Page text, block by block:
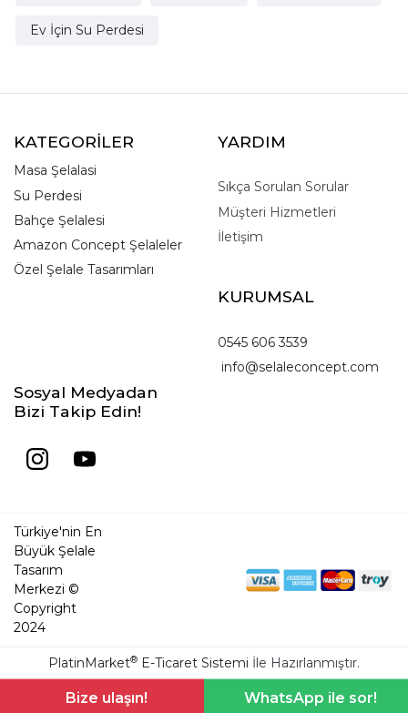
Ev İçin Su Perdesi
KATEGORİLER
Masa Şelalasi
Su Perdesi
Bahçe Şelalesi
Amazon Concept Şelaleler
Özel Şelale Tasarımları
YARDIM
Sıkça Sorulan Sorular
Müşteri Hizmetleri
İletişim
KURUMSAL
0545 606 3539
info@selaleconcept.com
Sosyal Medyadan
Bizi Takip Edin!
Türkiye'nin En
Büyük Şelale
Tasarım
Merkezi ©
Copyright
2024
PlatinMarket® E-Ticaret Sistemi İle Hazırlanmıştır.
Bize ulaşın! WhatsApp ile sor!